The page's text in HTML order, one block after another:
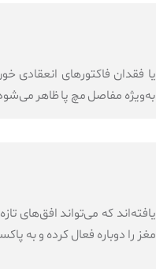
فاکتورهای انعقادی
مفاصل مچ پا ظاهر
که می‌تواند افق‌های
فعال کرده و به